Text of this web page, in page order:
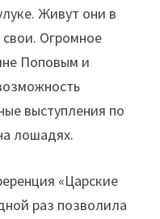
Живут они в
Огромное
Поповым и
выступления по
лошадях.
«Царские
раз позволила